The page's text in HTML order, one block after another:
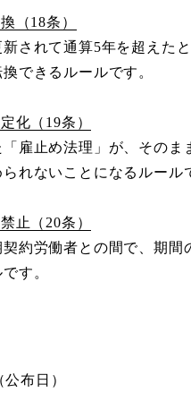
（18条）
されて通算5年を超えた
できるルールです。
化（19条）
雇止め法理」が、その
れないことになるルール
止（20条）
約労働者との間で、期
す。
布日）